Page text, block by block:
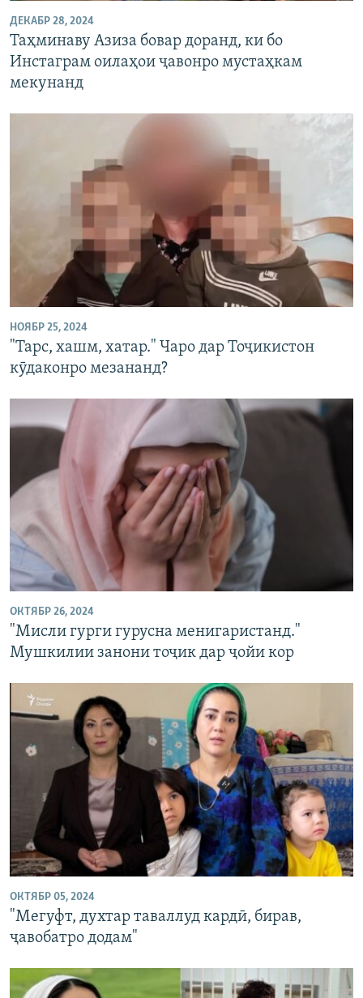
ДЕКАБР 28, 2024
Таҳминаву Азиза бовар доранд, ки бо
Инстаграм оилаҳои ҷавонро мустаҳкам
мекунанд
НОЯБР 25, 2024
"Тарс, хашм, хатар." Чаро дар Тоҷикистон
кӯдаконро мезананд?
ОКТЯБР 26, 2024
"Мисли гурги гурусна менигаристанд."
Мушкилии занони тоҷик дар ҷойи кор
ОКТЯБР 05, 2024
"Мегуфт, духтар таваллуд кардӣ, бирав,
ҷавобатро додам"